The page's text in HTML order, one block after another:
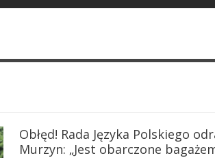
Obłęd! Rada Języka Polskiego
Murzyn: „Jest obarczone